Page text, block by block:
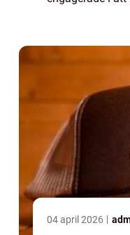
04 april 2026